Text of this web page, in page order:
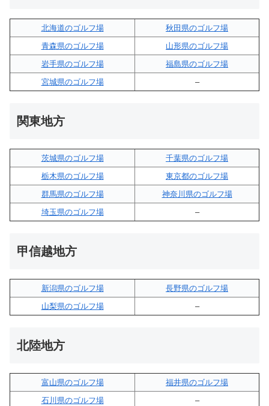
北海道のゴルフ場
秋田県のゴルフ場
青森県のゴルフ場
山形県のゴルフ場
岩手県のゴルフ場
福島県のゴルフ場
宮城県のゴルフ場
–
関東地方
茨城県のゴルフ場
千葉県のゴルフ場
栃木県のゴルフ場
東京都のゴルフ場
群馬県のゴルフ場
神奈川県のゴルフ場
埼玉県のゴルフ場
–
甲信越地方
新潟県のゴルフ場
長野県のゴルフ場
山梨県のゴルフ場
–
北陸地方
富山県のゴルフ場
福井県のゴルフ場
石川県のゴルフ場
–